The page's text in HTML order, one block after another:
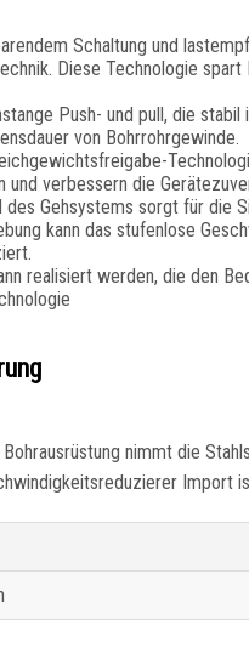
Schaltung und
Diese Technologie
Push- und pull, die
von Bohrrohrgewinde.
und verbessern die
des Gehsystems sorgt für die
kann das stufenlose
realisiert werden, die den
nimmt die
Import